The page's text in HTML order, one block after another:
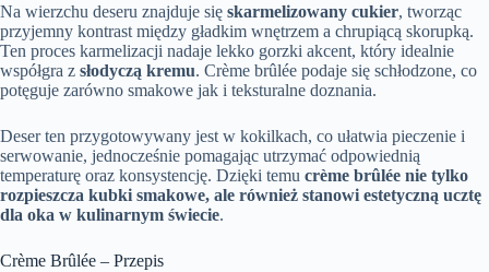
Na wierzchu deseru znajduje się skarmelizowany cukier, tworząc
przyjemny kontrast między gładkim wnętrzem a chrupiącą skorupką.
Ten proces karmelizacji nadaje lekko gorzki akcent, który idealnie
współgra z słodyczą kremu. Crème brûlée podaje się schłodzone, co
potęguje zarówno smakowe jak i teksturalne doznania.
Deser ten przygotowywany jest w kokilkach, co ułatwia pieczenie i
serwowanie, jednocześnie pomagając utrzymać odpowiednią
temperaturę oraz konsystencję. Dzięki temu crème brûlée nie tylko
rozpieszcza kubki smakowe, ale również stanowi estetyczną ucztę
dla oka w kulinarnym świecie.
Crème Brûlée – Przepis